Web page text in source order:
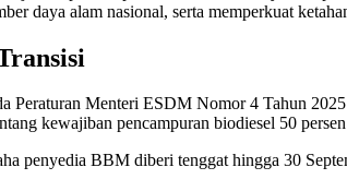
daya alam nasional, serta memperkuat
Peraturan Menteri ESDM Nomor 4 Tahun
kewajiban pencampuran biodiesel 50 persen
penyedia BBM diberi tenggat hingga 30